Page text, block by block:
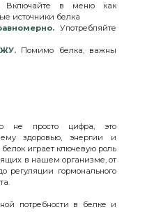
Включайте в меню как
источники белка
Употребляйте
Помимо белка, важны
просто цифра, это
здоровью, энергии и
играет ключевую роль
в нашем организме, от
регуляции гормонального
потребности в белке и